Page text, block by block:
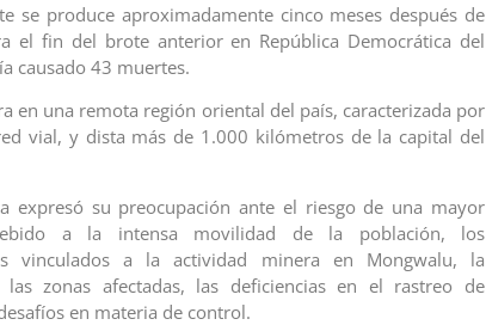
se produce aproximadamente cinco meses después de
el fin del brote anterior en República Democrática del
causado 43 muertes.
en una remota región oriental del país, caracterizada por
vial, y dista más de 1.000 kilómetros de la capital del
expresó su preocupación ante el riesgo de una mayor
a la intensa movilidad de la población, los
vinculados a la actividad minera en Mongwalu, la
las zonas afectadas, las deficiencias en el rastreo de
en materia de control.